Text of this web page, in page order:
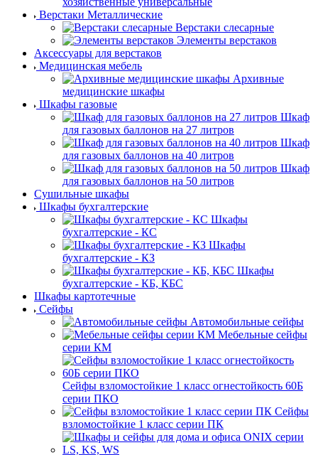
Верстаки Металлические
Верстаки слесарные
Элементы верстаков
Аксессуары для верстаков
Медицинская мебель
Архивные
медицинские шкафы
Шкафы газовые
Шкаф
для газовых баллонов на 27 литров
Шкаф
для газовых баллонов на 40 литров
Шкаф
для газовых баллонов на 50 литров
Сушильные шкафы
Шкафы бухгалтерские
Шкафы
бухгалтерские - КС
Шкафы
бухгалтерские - КЗ
Шкафы
бухгалтерские - КБ, КБС
Шкафы картотечные
Сейфы
Автомобильные сейфы
Мебельные сейфы
серии КМ
Сейфы взломостойкие 1 класс огнестойкость 60Б
серии ПКО
Сейфы
взломостойкие 1 класс серии ПК